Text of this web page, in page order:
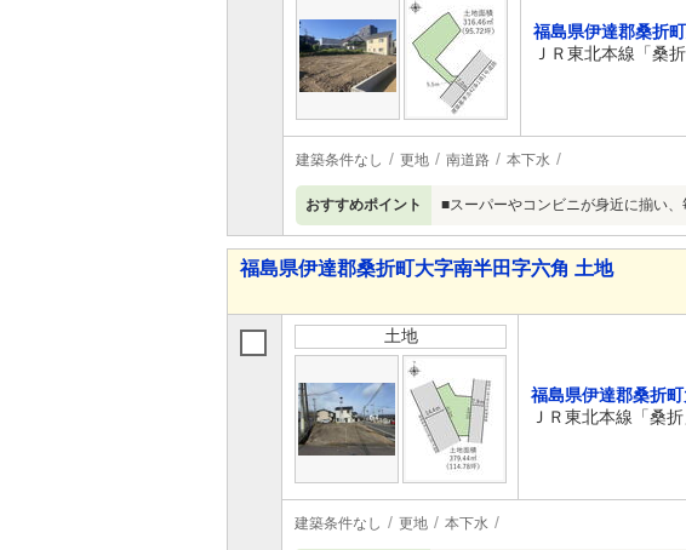
福島県伊達郡桑折
ＪＲ東北本線「桑
建築条件なし 更地 南道路 本下水
おすすめポイント ■スーパーやコンビニが身近に揃い
福島県伊達郡桑折町大字南半田字六角 土地
土地
福島県伊達郡桑折
ＪＲ東北本線「桑
建築条件なし 更地 本下水